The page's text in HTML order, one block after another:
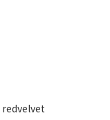
redvelvet